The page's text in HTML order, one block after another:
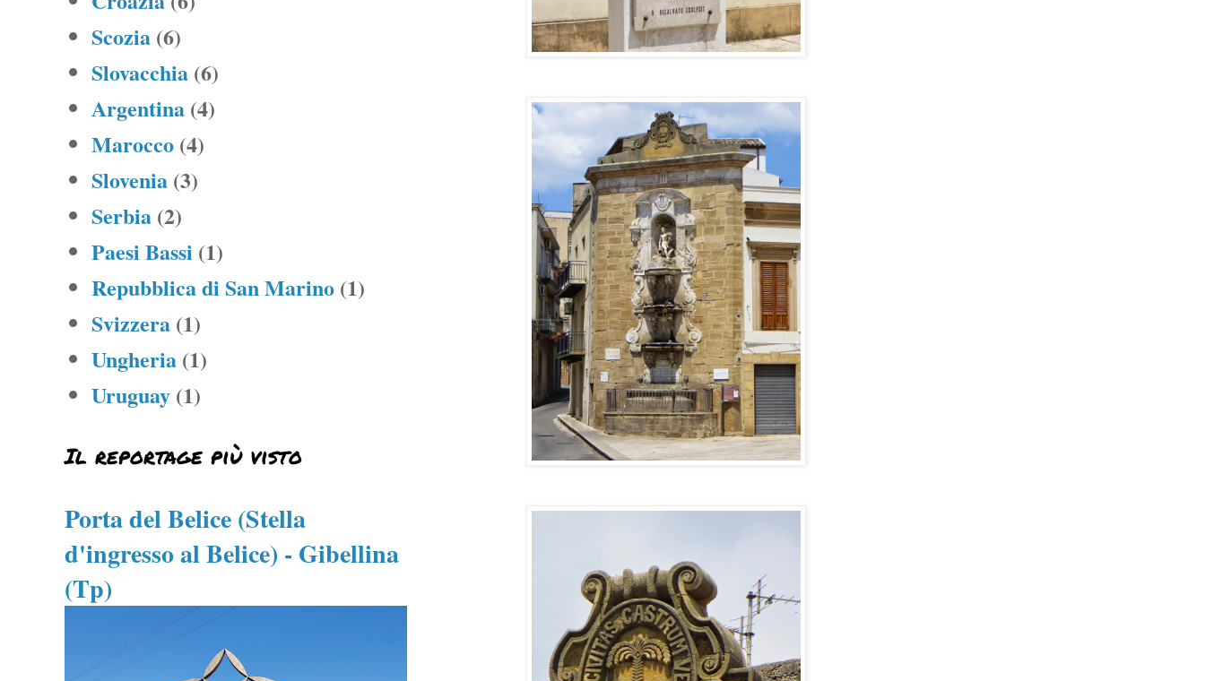
Scozia (6)
Slovacchia (6)
Argentina (4)
Marocco (4)
Slovenia (3)
Serbia (2)
Paesi Bassi (1)
Repubblica di San Marino (1)
Svizzera (1)
Ungheria (1)
Uruguay (1)
Il reportage più visto
Porta del Belice (Stella
d'ingresso al Belice) - Gibellina
(Tp)